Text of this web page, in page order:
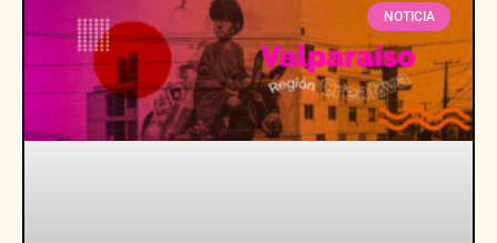
NOTICIA